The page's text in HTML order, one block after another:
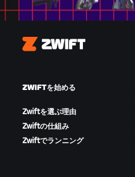
Zwift
ZWIFTを始める
Zwiftを選ぶ理由
Zwiftの仕組み
Zwiftでランニング